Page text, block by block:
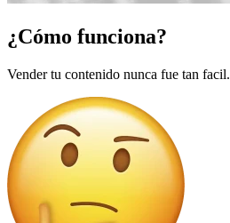
¿Cómo funciona?
Vender tu contenido nunca fue tan facil.